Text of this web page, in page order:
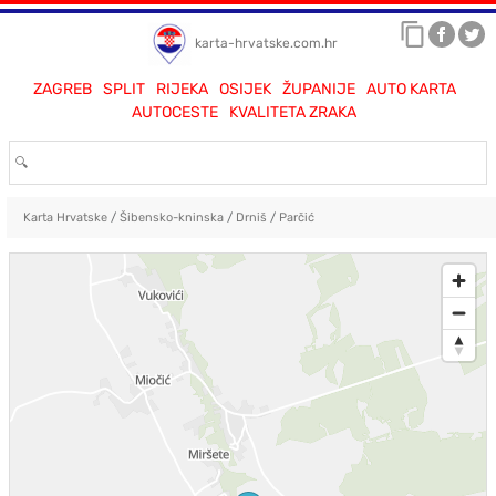
karta-hrvatske.com.hr
ZAGREB SPLIT RIJEKA OSIJEK ŽUPANIJE
AUTO KARTA
AUTOCESTE
KVALITETA ZRAKA
Karta Hrvatske/ Šibensko-kninska/ Drniš / Parčić